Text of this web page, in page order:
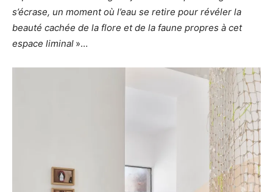
s’écrase, un moment où l’eau se retire pour révéler la
beauté cachée de la flore et de la faune propres à cet
espace liminal »…